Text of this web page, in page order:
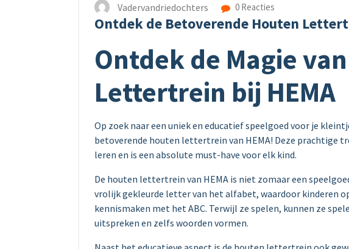
Vadervandriedochters 0 Reacties
Ontdek de Betoverende Houten
Ontdek de Magie
Lettertrein bij HEMA
Op zoek naar een uniek en educatief speelgoed voor je
betoverende houten lettertrein van HEMA! Deze prachtige
leren en is een absolute must-have voor elk kind.
De houten lettertrein van HEMA is niet zomaar een
vrolijk gekleurde letter van het alfabet, waardoor kinderen
kennismaken met het ABC. Terwijl ze spelen, kunnen ze
uitspreken en zelfs woorden vormen.